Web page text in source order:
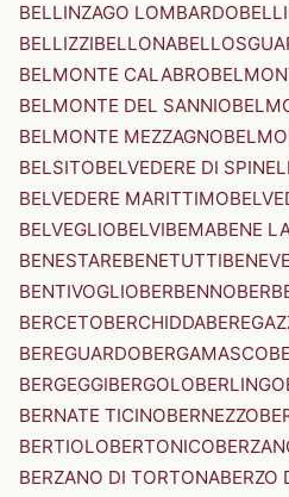
BELLINZAGO LOMBARDO
BELLIZZIBELLONA
BELMONTE CALABRO
BELMONTE DEL SANNIO
BELMONTE MEZZAGNO
BELSITOBELVEDERE DI
BELVEDERE MARITTIMO
BELVEGLIOBELVIBEMABENE
BENESTAREBENETUTTI
BENTIVOGLIOBERBENNO
BERCETOBERCHIDDA
BEREGUARDOBERGAMASCO
BERGEGGIBERGOLOBERLINGO
BERNATE TICINOBERNEZZO
BERTIOLOBERTONICO
BERZANO DI TORTONABERZO